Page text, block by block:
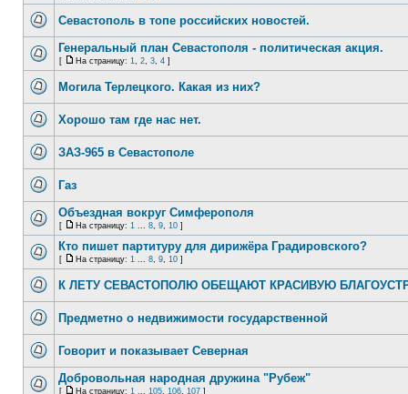
Севастополь в топе российских новостей.
Генеральный план Севастополя - политическая акция.
[ На страницу: 1, 2, 3, 4 ]
Могила Терлецкого. Какая из них?
Хорошо там где нас нет.
ЗАЗ-965 в Севастополе
Газ
Объездная вокруг Симферополя
[ На страницу: 1 ... 8, 9, 10 ]
Кто пишет партитуру для дирижёра Градировского?
[ На страницу: 1 ... 8, 9, 10 ]
К ЛЕТУ СЕВАСТОПОЛЮ ОБЕЩАЮТ КРАСИВУЮ
Предметно о недвижимости государственной
Говорит и показывает Северная
Добровольная народная дружина "Рубеж"
[ На страницу: 1 ... 105, 106, 107 ]